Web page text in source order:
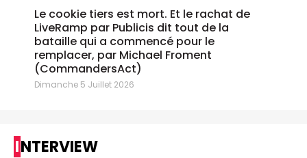
Le cookie tiers est mort. Et le rachat de
LiveRamp par Publicis dit tout de la
bataille qui a commencé pour le
remplacer, par Michael Froment
(CommandersAct)
Dimanche 5 Juillet 2026
INTERVIEW